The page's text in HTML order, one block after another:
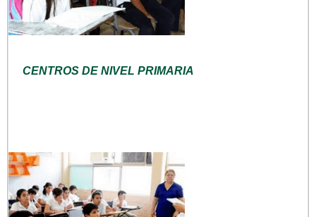
CENTROS DE NIVEL PRIMARIA